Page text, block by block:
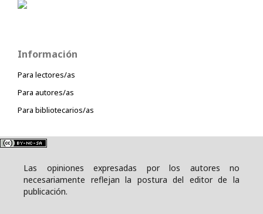
Información
Para lectores/as
Para autores/as
Para bibliotecarios/as
Las opiniones expresadas por los autores no
necesariamente reflejan la postura del editor de la
publicación.